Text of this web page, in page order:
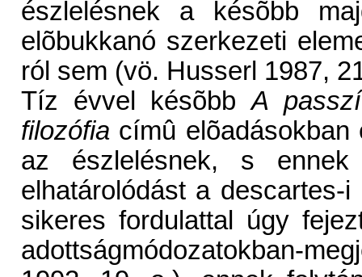
észlelésnek a késõbb
elõbukkanó szerkezeti
ról sem (vö. Husserl 1987,
Tíz évvel késõbbA
filozófia címû elõadásokban
az észlelésnek, s
elhatárolódást a descartes-
sikeres fordulattal úgy
adottságmódozatokban-